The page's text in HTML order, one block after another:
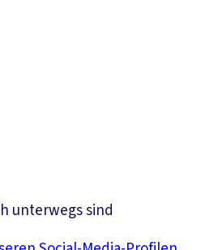
unterwegs sind